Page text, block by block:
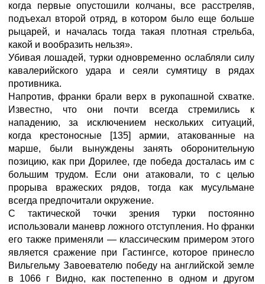
когда первые опустошили колчаны, все расстреляв,
подъехал второй отряд, в котором было еще больше
рыцарей, и началась тогда такая плотная стрельба,
какой и вообразить нельзя».
Убивая лошадей, турки одновременно ослабляли силу
кавалерийского удара и сеяли сумятицу в рядах
противника.
Напротив, франки брали верх в рукопашной схватке.
Известно, что они почти всегда стремились к
нападению, за исключением нескольких ситуаций,
когда крестоносные [135] армии, атакованные на
марше, были вынуждены занять оборонительную
позицию, как при Дорилее, где победа досталась им с
большим трудом. Если они атаковали, то с целью
прорыва вражеских рядов, тогда как мусульмане
всегда предпочитали окружение.
С тактической точки зрения турки постоянно
использовали маневр ложного отступления. Но франки
его также применяли — классическим примером этого
является сражение при Гастингсе, которое принесло
Вильгельму Завоевателю победу на английской земле
в 1066 г Видно, как постепенно в одном и другом